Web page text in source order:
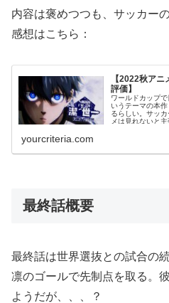
内容は褒めつつも、サッカー
感想はこちら：
【2022秋ア
評価】
ワールドカップ
いうテーマの本
るらしい。サッ
メは見れないと
yourcriteria.com
最終話概要
最終話は世界選抜との試合の
凛のゴールで先制点を取る。
ようだが、、、？